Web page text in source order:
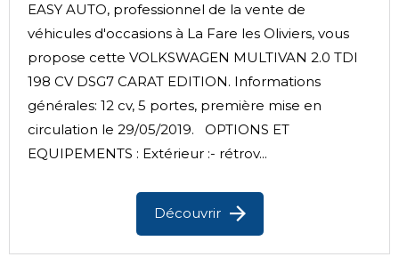
EASY AUTO, professionnel de la vente de
véhicules d'occasions à La Fare les Oliviers, vous
propose cette VOLKSWAGEN MULTIVAN 2.0 TDI
198 CV DSG7 CARAT EDITION. Informations
générales: 12 cv, 5 portes, première mise en
circulation le 29/05/2019. OPTIONS ET
EQUIPEMENTS : Extérieur :- rétrov...
Découvrir